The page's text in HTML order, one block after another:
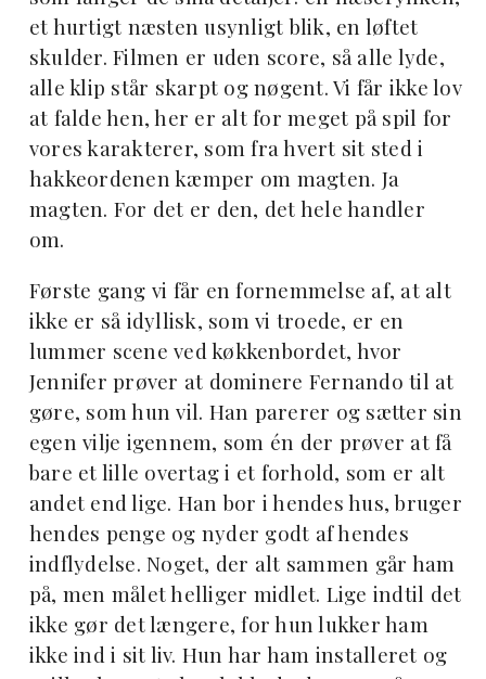
et hurtigt næsten usynligt blik, en løftet
skulder. Filmen er uden score, så alle lyde,
alle klip står skarpt og nøgent. Vi får ikke lov
at falde hen, her er alt for meget på spil for
vores karakterer, som fra hvert sit sted i
hakkeordenen kæmper om magten. Ja
magten. For det er den, det hele handler
om.
Første gang vi får en fornemmelse af, at alt
ikke er så idyllisk, som vi troede, er en
lummer scene ved køkkenbordet, hvor
Jennifer prøver at dominere Fernando til at
gøre, som hun vil. Han parerer og sætter sin
egen vilje igennem, som én der prøver at få
bare et lille overtag i et forhold, som er alt
andet end lige. Han bor i hendes hus, bruger
hendes penge og nyder godt af hendes
indflydelse. Noget, der alt sammen går ham
på, men målet helliger midlet. Lige indtil det
ikke gør det længere, for hun lukker ham
ikke ind i sit liv. Hun har ham installeret og